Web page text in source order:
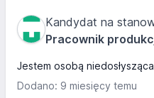
Kandydat na
Pracownik
Jestem osobą
Dodano: 9 miesięcy temu